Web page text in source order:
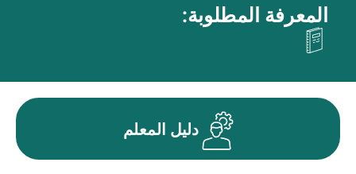
المعرفة المطلوبة:
دليل المعلم